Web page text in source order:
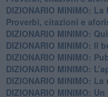
DIZIONARIO MINIMO: La
​Proverbi, citazioni e
DIZIONARIO MINIMO:
DIZIONARIO MINIMO: ​Il
DIZIONARIO MINIMO:
DIZIONARIO MINIMO:
DIZIONARIO MINIMO: La
DIZIONARIO MINIMO: